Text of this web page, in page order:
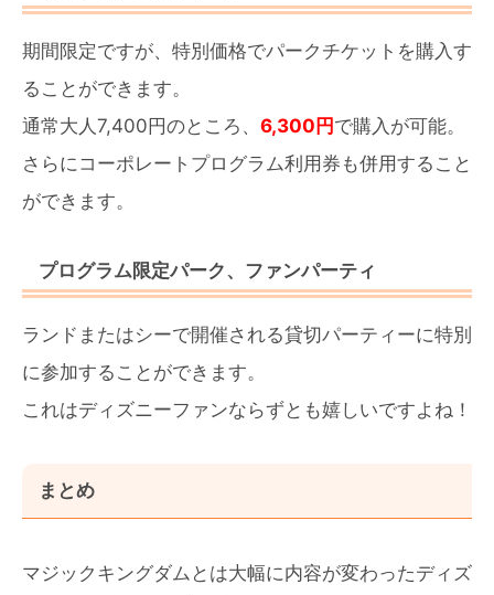
期間限定ですが、特別価格でパークチケットを購入す
ることができます。
通常大人7,400円のところ、 6,300円 で購入が可能。
さらにコーポレートプログラム利用券も併用すること
ができます。
プログラム限定パーク、ファンパーティ
ランドまたはシーで開催される貸切パーティーに特別
に参加することができます。
これはディズニーファンならずとも嬉しいですよね！
まとめ
マジックキングダムとは大幅に内容が変わったディズ